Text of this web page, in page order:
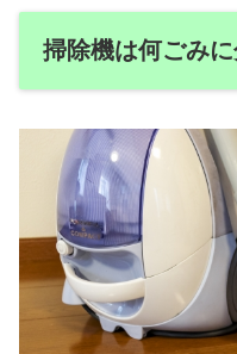
掃除機は何ごみ